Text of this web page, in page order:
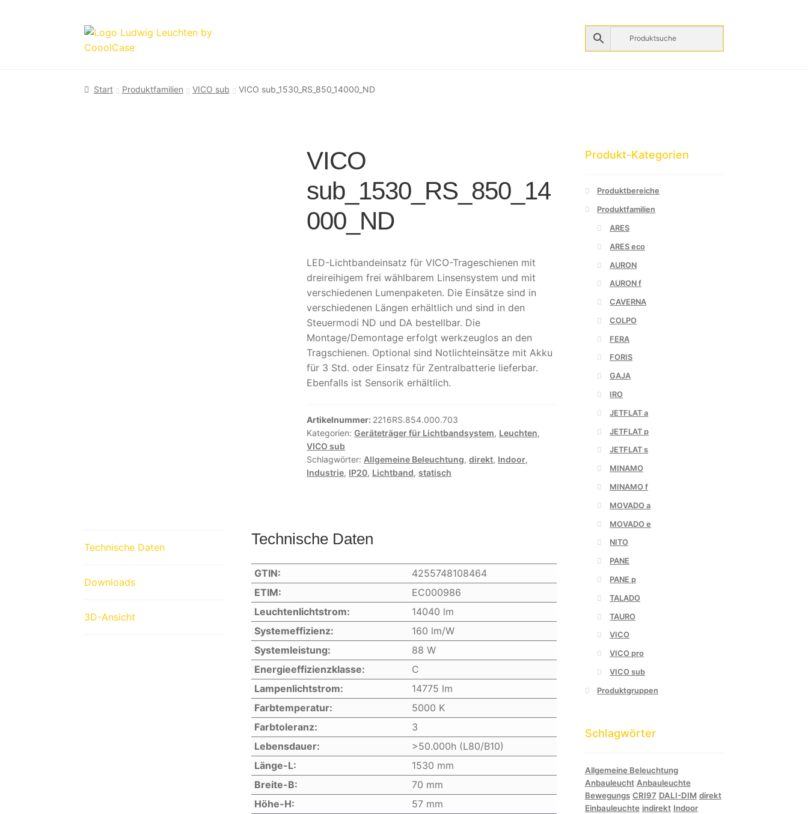
Zur
Navigation
Zum
Inhalt
Start Produktfamilien VICO sub VICO sub_1530_RS_850_14000_ND
VICO
sub_1530_RS_850_14
000_ND
LED-Lichtbandeinsatz für VICO-Trageschienen mit
dreireihigem frei wählbarem Linsensystem und mit
verschiedenen Lumenpaketen. Die Einsätze sind in
verschiedenen Längen erhältlich und sind in den
Steuermodi ND und DA bestellbar. Die
Montage/Demontage erfolgt werkzeuglos an den
Tragschienen. Optional sind Notlichteinsätze mit Akku
für 3 Std. oder Einsatz für Zentralbatterie lieferbar.
Ebenfalls ist Sensorik erhältlich.
Artikelnummer: 2216RS.854.000.703
Kategorien:Geräteträger für Lichtbandsystem, Leuchten,
VICO sub
Schlagwörter: Allgemeine Beleuchtung,direkt, Indoor,
Industrie, IP20, Lichtband,statisch
Technische Daten
Downloads
3D-Ansicht
Technische Daten
GTIN:
4255748108464
ETIM:
EC000986
Leuchtenlichtstrom:
14040 lm
Systemeffizienz:
160 lm/W
Systemleistung:
88 W
Energieeffizienzklasse:
C
Lampenlichtstrom:
14775 lm
Farbtemperatur:
5000 K
Farbtoleranz:
3
Lebensdauer:
>50.000h (L80/B10)
Länge-L:
1530 mm
Breite-B:
70 mm
Höhe-H:
57 mm
Produkt-Kategorien
Produktbereiche
Produktfamilien
ARES
ARES eco
AURON
AURON f
CAVERNA
COLPO
FERA
FORIS
GAJA
IRO
JETFLAT a
JETFLAT p
JETFLAT s
MINAMO
MINAMO f
MOVADO a
MOVADO e
NITO
PANE
PANE p
TALADO
TAURO
VICO
VICO pro
VICO sub
Produktgruppen
Schlagwörter
Allgemeine Beleuchtung
Anbauleucht Anbauleuchte
Bewegungs CRI97 DALI-DIM direkt
Einbauleuchte indirekt Indoor